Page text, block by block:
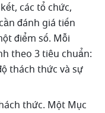
các tổ chức,
đánh giá tiến
điểm số. Mỗi
theo 3 tiêu chuẩn:
thách thức và sự
thức. Một Mục